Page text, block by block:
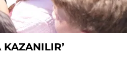
KAZANILIR’